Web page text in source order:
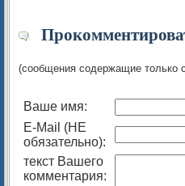
(сообщения содержащие только
Ваше имя:
E-Mail (НЕ
обязательно):
текст Вашего
комментария: